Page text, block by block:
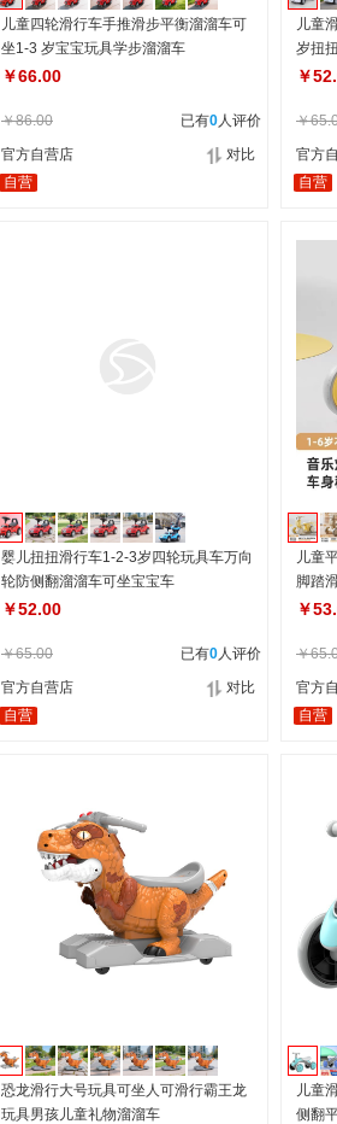
儿童四轮滑行车手推滑步平衡溜溜车可
坐1-3 岁宝宝玩具学步溜溜车
￥66.00
￥86.00 已有0人评价
官方自营店
对比
自营
儿童
岁扭
￥
￥
官方
自营
婴儿扭扭滑行车1-2-3岁四轮玩具车万向
轮防侧翻溜溜车可坐宝宝车
￥52.00
￥65.00 已有0人评价
官方自营店
对比
自营
儿童
脚踏
￥
￥
官方
自营
恐龙滑行大号玩具可坐人可滑行霸王龙
玩具男孩儿童礼物溜溜车
儿童
侧翻